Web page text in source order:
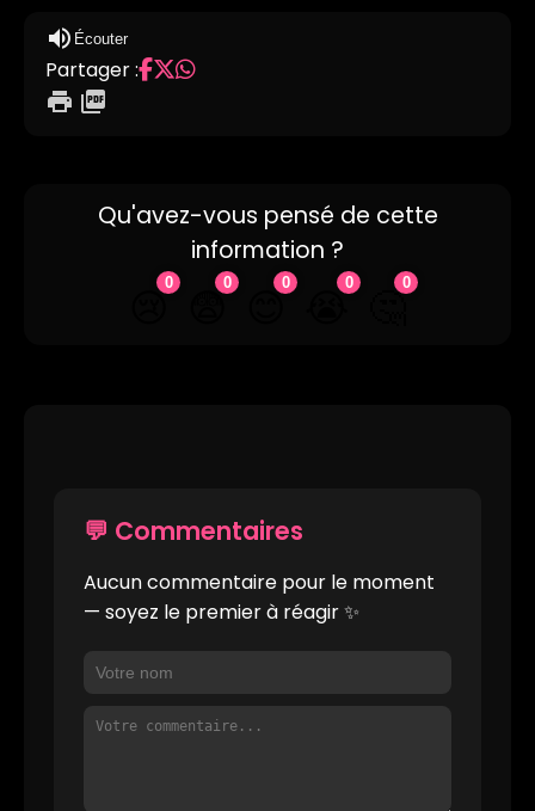
volume_up Écouter
Partager :
print picture_as_pdf
Qu'avez-vous pensé de cette
information ?
😢
0
😨
0
😊
0
😭
0
🤔
0
💬 Commentaires
Aucun commentaire pour le moment
— soyez le premier à réagir ✨